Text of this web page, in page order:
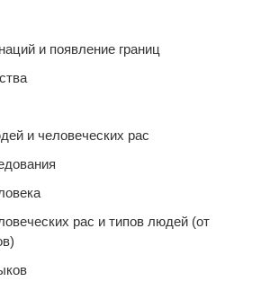
и появление границ
и человеческих рас
рас и типов людей (от